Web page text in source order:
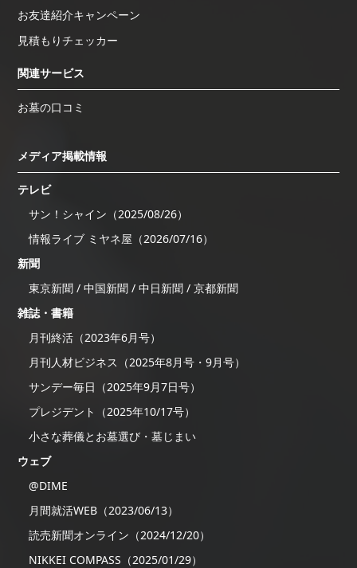
お友達紹介キャンペーン
見積もりチェッカー
関連サービス
お墓の口コミ
メディア掲載情報
テレビ
サン！シャイン（2025/08/26）
情報ライブ ミヤネ屋（2026/07/16）
新聞
東京新聞 / 中国新聞 / 中日新聞 / 京都新聞
雑誌・書籍
月刊終活（2023年6月号）
月刊人材ビジネス（2025年8月号・9月号）
サンデー毎日（2025年9月7日号）
プレジデント（2025年10/17号）
小さな葬儀とお墓選び・墓じまい
ウェブ
@DIME
月間就活WEB（2023/06/13）
読売新聞オンライン（2024/12/20）
NIKKEI COMPASS（2025/01/29）